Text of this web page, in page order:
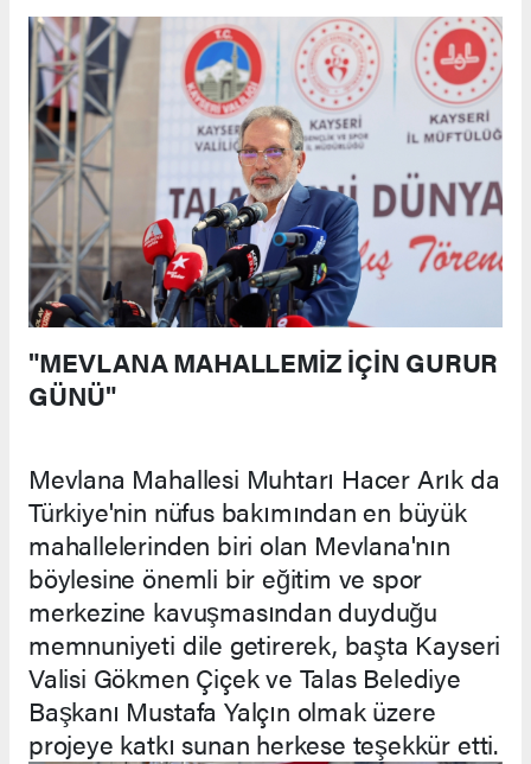
"MEVLANA MAHALLEMİZ İÇİN GURUR
GÜNÜ"
Mevlana Mahallesi Muhtarı Hacer Arık da
Türkiye'nin nüfus bakımından en büyük
mahallelerinden biri olan Mevlana'nın
böylesine önemli bir eğitim ve spor
merkezine kavuşmasından duyduğu
memnuniyeti dile getirerek, başta Kayseri
Valisi Gökmen Çiçek ve Talas Belediye
Başkanı Mustafa Yalçın olmak üzere
projeye katkı sunan herkese teşekkür etti.